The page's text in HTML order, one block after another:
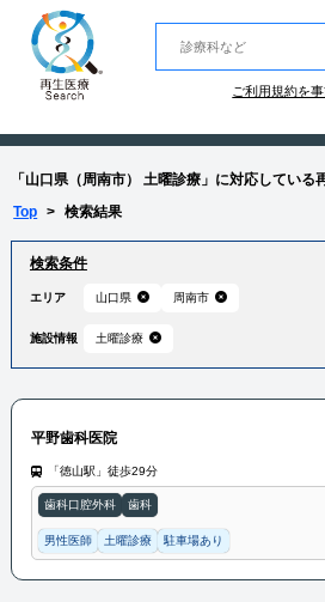
ご利用規約を
「山口県（周南市） 土曜診療」に対応している
Top > 検索結果
検索条件
エリア 山口県 周南市
施設情報 土曜診療
平野歯科医院
「徳山駅」徒歩29分
歯科口腔外科 歯科
男性医師 土曜診療 駐車場あり